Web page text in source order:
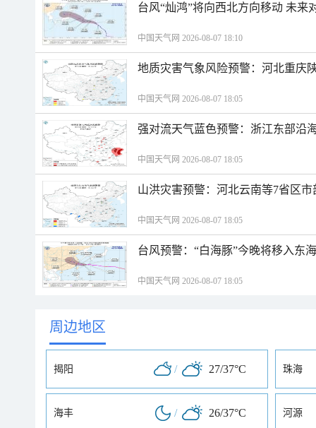
台风“灿鸿”将向西北方向移动 未来
中国天气网 2026-08-07 18:10
地质灾害气象风险预警：河北重庆
中国天气网 2026-08-07 18:05
强对流天气蓝色预警：浙江东部沿
中国天气网 2026-08-07 18:05
山洪灾害预警：河北云南等7省区
中国天气网 2026-08-07 18:05
台风预警：“白海豚”今晚将移入东
中国天气网 2026-08-07 18:05
周边地区
揭阳 / 27/37°C 珠海
海丰 / 26/37°C 河源